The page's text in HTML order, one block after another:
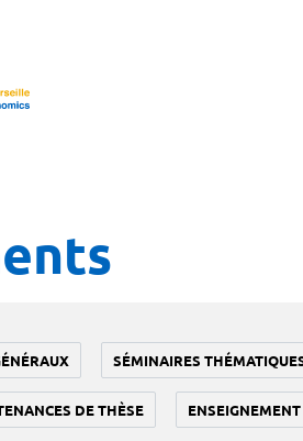
SÉMINAIRES
DE THÈSE ENSEIGNEMENT